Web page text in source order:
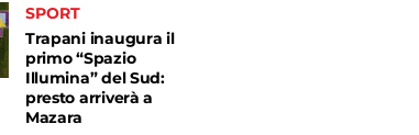
SPORT
Trapani inaugura il
primo “Spazio
Illumina” del Sud:
presto arriverà a
Mazara